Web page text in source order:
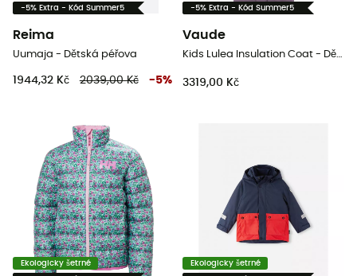
-5% Extra - Kód Summer5
Reima
Uumaja - Dětská péřova
1944,32 Kč 2039,00 Kč -5%
-5% Extra - Kód Summer5
Vaude
Kids Lulea Insulation Coat - Dětsky kabát
3319,00 Kč
Ekologicky šetrné Ekologicky šetrné